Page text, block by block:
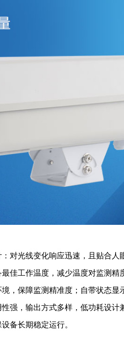
对光线变化响应迅速，且贴合人
佳工作温度，减少温度对监测精
，保障监测精准度；自带状态显
强，输出方式多样，低功耗设计
备长期稳定运行。